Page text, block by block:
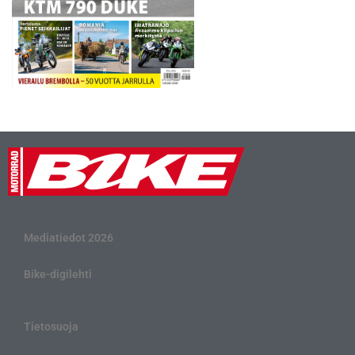
Mediatiedot 2026
Bike-digilehti
Tietosuoja